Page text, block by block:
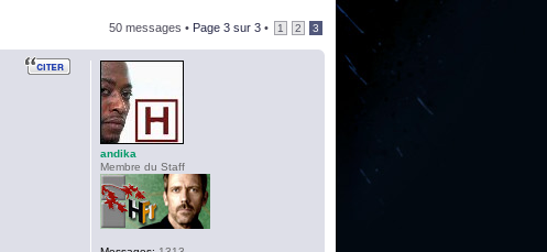
50 messages • Page 3 sur 3 • 1 2 3
andika
Membre du Staff